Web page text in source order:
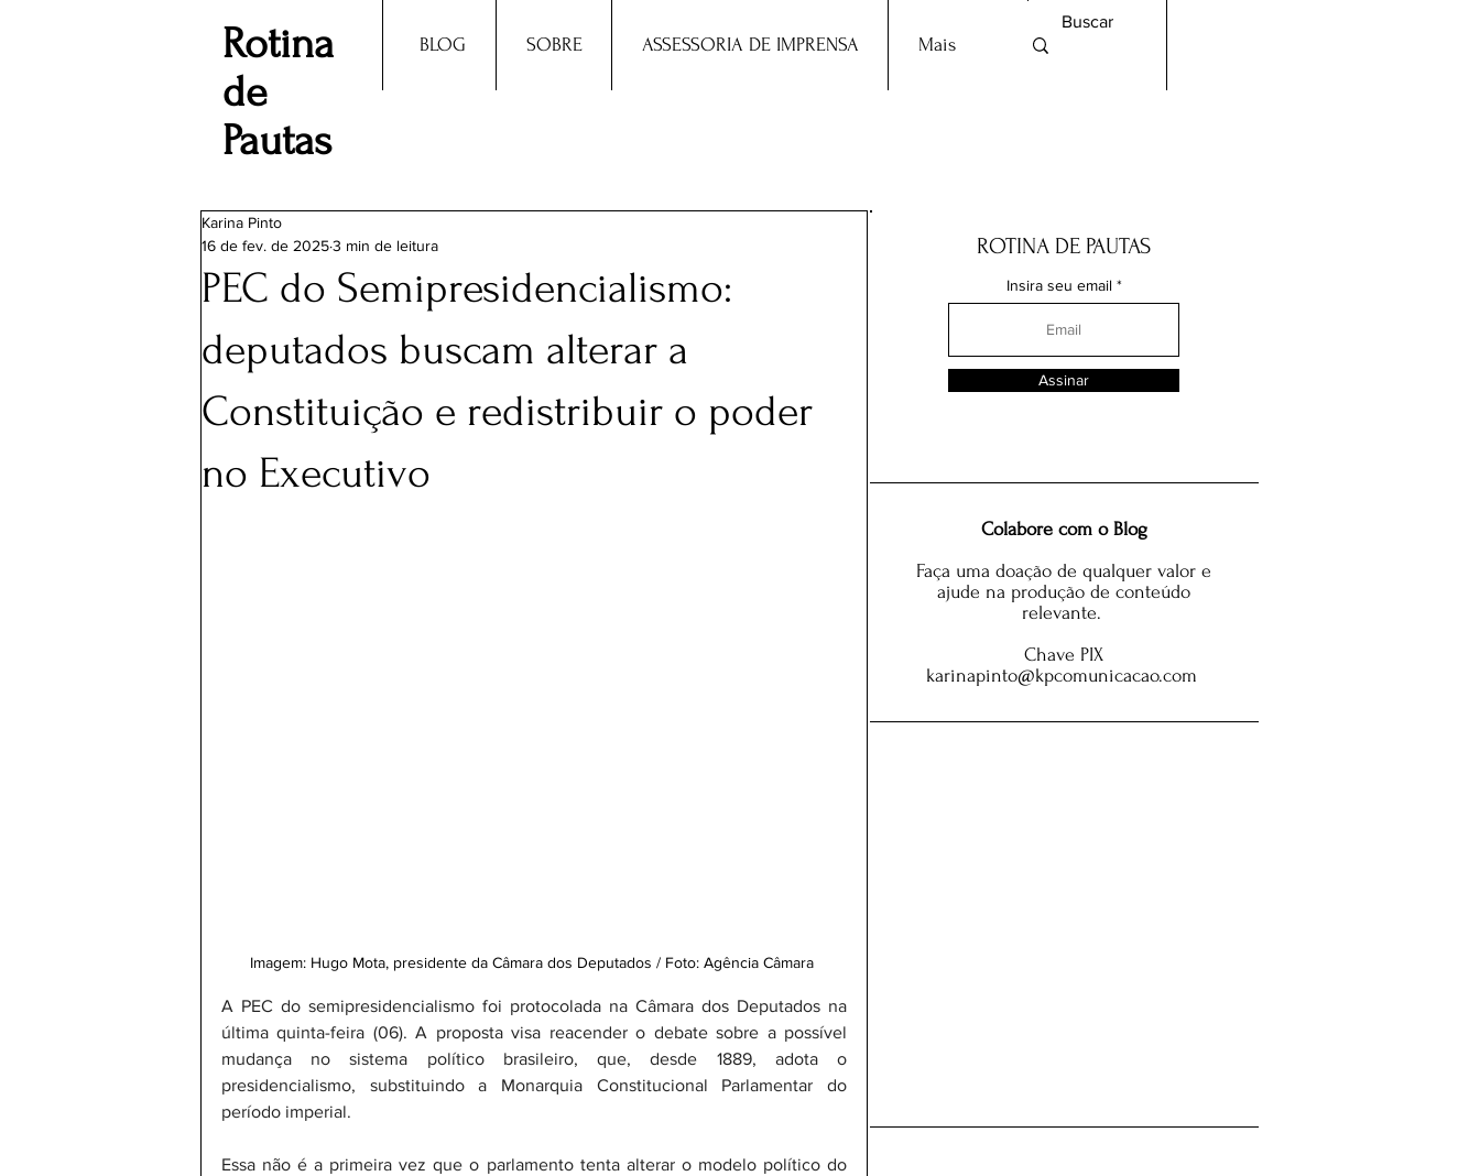
Rotina
de
Pautas
BLOG SOBRE ASSESSORIA DE IMPRENSA Mais
PEC do Semipresidencialismo:
deputados buscam alterar a
Constituição e redistribuir o poder
no Executivo
Karina Pinto
16 de fev. de 20253 min de leitura
Imagem: Hugo Mota, presidente da Câmara dos Deputados / Foto: Agência Câmara
A PEC do semipresidencialismo foi protocolada na Câmara dos Deputados na
última quinta-feira (06). A proposta visa reacender o debate sobre a possível
mudança no sistema político brasileiro, que, desde 1889, adota o
presidencialismo, substituindo a Monarquia Constitucional Parlamentar do
período imperial.
Essa não é a primeira vez que o parlamento tenta alterar o modelo político do
ROTINA DE PAUTAS
Insira seu email
Assinar
Colabore com o Blog
Faça uma doação de qualquer valor e
ajude na produção de conteúdo
relevante.
Chave PIX
karinapinto@kpcomunicacao.com